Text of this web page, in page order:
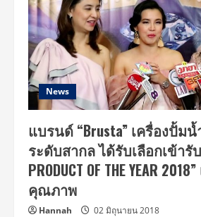
News
แบรนด์ “Brusta” เครื่องปั้
ระดับสากล ได้รับเลือกเข้ารับ
PRODUCT OF THE YEAR
คุณภาพ
Hannah 02 มิถุนายน 2018